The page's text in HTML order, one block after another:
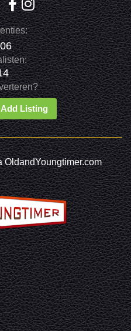
Add Listing
OldandYoungtimer.com